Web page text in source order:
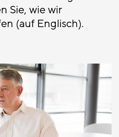
Sie, wie wir
(auf Englisch).